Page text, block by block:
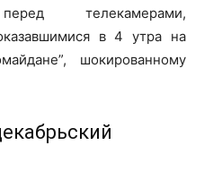
телекамерами,
в 4 утра на
шокированному